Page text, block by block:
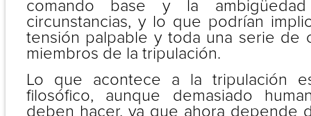
comando base y la
circunstancias, y lo que podrían
tensión palpable y toda una serie de
miembros de la tripulación.
Lo que acontece a la tripulación
filosófico, aunque demasiado
deben hacer, ya que ahora depende